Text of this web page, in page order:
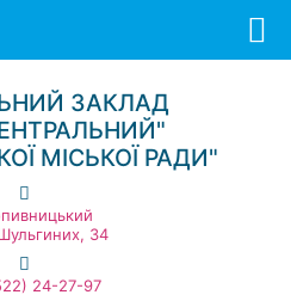
ЗАКЛАД
МІСЬКОЇ РАДИ"
34
24-27-97